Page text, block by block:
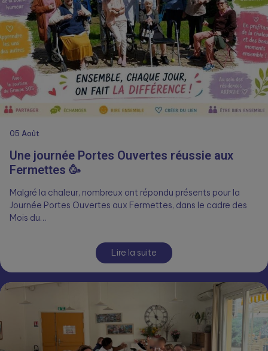
05 Août
Une journée Portes Ouvertes réussie aux
Fermettes 🥳
Malgré la chaleur, nombreux ont répondu présents pour la
Journée Portes Ouvertes aux Fermettes, dans le cadre des
Mois du…
Lire la suite